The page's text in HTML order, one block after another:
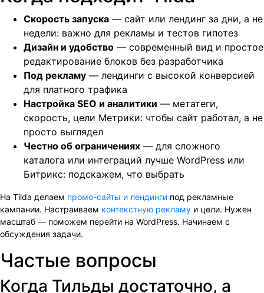
Скорость запуска — сайт или лендинг за дни, а не
недели: важно для рекламы и тестов гипотез
Дизайн и удобство — современный вид и простое
редактирование блоков без разработчика
Под рекламу — лендинги с высокой конверсией
для платного трафика
Настройка SEO и аналитики — метатеги,
скорость, цели Метрики: чтобы сайт работал, а не
просто выглядел
Честно об ограничениях — для сложного
каталога или интеграций лучше WordPress или
Битрикс: подскажем, что выбрать
На Tilda делаем промо-сайты и лендинги под рекламные
кампании. Настраиваем контекстную рекламу и цели. Нужен
масштаб — поможем перейти на WordPress. Начинаем с
обсуждения задачи.
Частые вопросы
Когда Тильды достаточно, а